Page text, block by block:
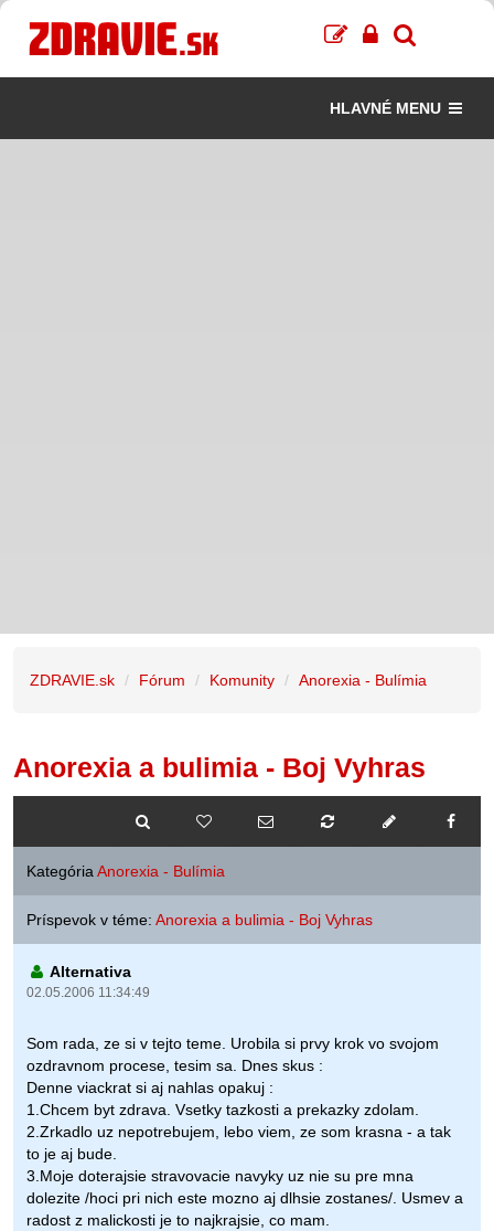
HLAVNÉ MENU
ZDRAVIE.sk Fórum Komunity Anorexia - Bulímia
Anorexia a bulimia - Boj Vyhras
Kategória Anorexia - Bulímia
Príspevok v téme: Anorexia a bulimia - Boj Vyhras
Alternativa
02.05.2006 11:34:49
Som rada, ze si v tejto teme. Urobila si prvy krok vo svojom
ozdravnom procese, tesim sa. Dnes skus :
Denne viackrat si aj nahlas opakuj :
1.Chcem byt zdrava. Vsetky tazkosti a prekazky zdolam.
2.Zrkadlo uz nepotrebujem, lebo viem, ze som krasna - a tak
to je aj bude.
3.Moje doterajsie stravovacie navyky uz nie su pre mna
dolezite /hoci pri nich este mozno aj dlhsie zostanes/. Usmev a
radost z malickosti je to najkrajsie, co mam.